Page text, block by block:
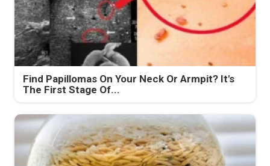
Find Papillomas On Your Neck Or Armpit? It's
The First Stage Of...